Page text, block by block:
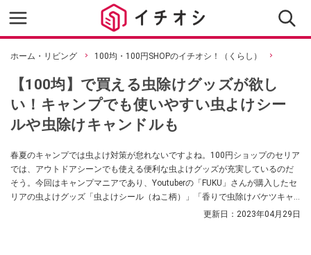
ホーム・リビング 100均・100円SHOPのイチオシ！（くらし）
【100均】で買える虫除けグッズが欲し
い！キャンプでも使いやすい虫よけシー
ルや虫除けキャンドルも
春夏のキャンプでは虫よけ対策が怠れないですよね。100円ショップのセリア
では、アウトドアシーンでも使える便利な虫よけグッズが充実しているのだ
そう。今回はキャンプマニアであり、Youtuberの「FUKU」さんが購入したセ
リアの虫よけグッズ「虫よけシール（ねこ柄）」「香りで虫除けバケツキャ
更新日： 2023年04月29日